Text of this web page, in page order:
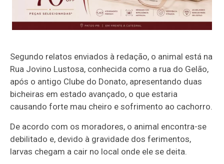
Segundo relatos enviados à redação, o animal está na
Rua Jovino Lustosa, conhecida como a rua do Gelão,
após o antigo Clube do Donato, apresentando duas
bicheiras em estado avançado, o que estaria
causando forte mau cheiro e sofrimento ao cachorro.
De acordo com os moradores, o animal encontra-se
debilitado e, devido à gravidade dos ferimentos,
larvas chegam a cair no local onde ele se deita.